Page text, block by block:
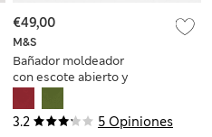
3.2 5 Opiniones
M&S
Bañador moldeador
con escote abierto y
€49,00